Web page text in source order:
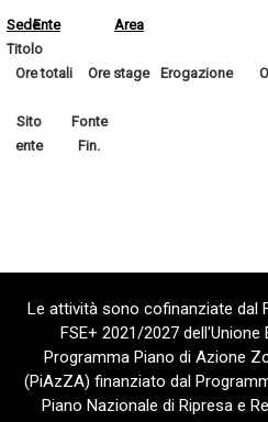
SedeEnte
Area
Titolo
Ore totali
Ore stage Erogazione
Sito
ente
Fonte
Fin.
Le attività sono cofinanziate dal
FSE+ 2021/2027 dell'Unione
Programma Piano di Azione
(PiAzZA) finanziato dal
Piano Nazionale di Ripresa e